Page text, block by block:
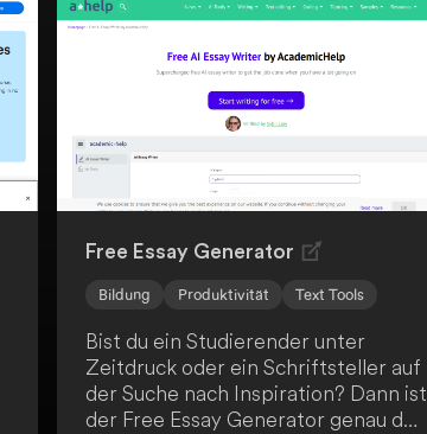
wie KI-gestützte Kursentwicklung,
interaktives Curriculum-Design.
Profitiere von personalisierten
Lerninhalten, Echtzeit-KI-
Kursleitern und einer GPT-4-
getriebenen Lernerfahrung, um
deine Ziele zu erreichen.
Free Essay Generator
Bildung Produktivität Text Tools
Bist du ein Studierender unter
Zeitdruck oder ein Schriftsteller auf
der Suche nach Inspiration? Dann ist
der Free Essay Generator genau das